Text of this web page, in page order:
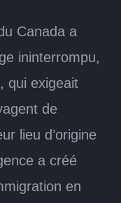
Canada a
ininterrompu,
qui exigeait
de
lieu d’origine
a créé
en